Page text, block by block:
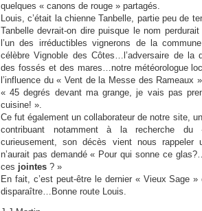
quelques « canons de rouge » partagés.
Louis, c’était la chienne Tanbelle, partie peu de
Tanbelle devrait-on dire puisque le nom
l’un des irréductibles vignerons de la
célèbre Vignoble des Côtes…l’adversaire de la
des fossés et des mares…notre météorologue
l’influence du « Vent de la Messe des Rameaux
« 45 degrés devant ma grange, je vais pas
cuisine! ».
Ce fut également un collaborateur de notre site,
contribuant notamment à la recherche
curieusement, son décès vient nous rappeler
n’aurait pas demandé « Pour qui sonne ce
ces jointes ? »
En fait, c’est peut-être le dernier « Vieux Sage
disparaître…Bonne route Louis.